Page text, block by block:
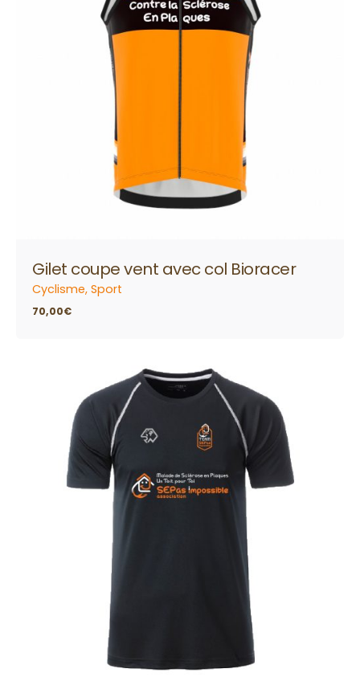
Gilet coupe vent avec col Bioracer
Cyclisme Sport
70,00€